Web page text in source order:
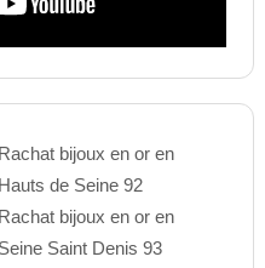
Rachat bijoux en or en
Hauts de Seine 92
Rachat bijoux en or en
Seine Saint Denis 93